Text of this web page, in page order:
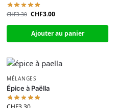
CHF3.30 CHF3.00
Ajouter au panier
MÉLANGES
Épice à Paëlla